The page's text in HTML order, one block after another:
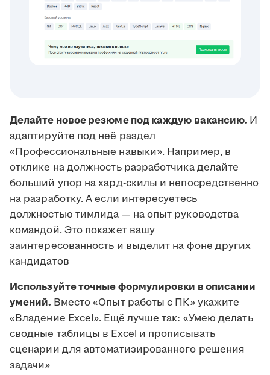
Делайте новое резюме под каждую вакансию. И
адаптируйте под неё раздел
«Профессиональные навыки». Например, в
отклике на должность разработчика делайте
больший упор на хард-скилы и непосредственно
на разработку. А если интересуетесь
должностью тимлида — на опыт руководства
командой. Это покажет вашу
заинтересованность и выделит на фоне других
кандидатов
Используйте точные формулировки в описании
умений. Вместо «Опыт работы с ПК» укажите
«Владение Excel». Ещё лучше так: «Умею делать
сводные таблицы в Excel и прописывать
сценарии для автоматизированного решения
задачи»